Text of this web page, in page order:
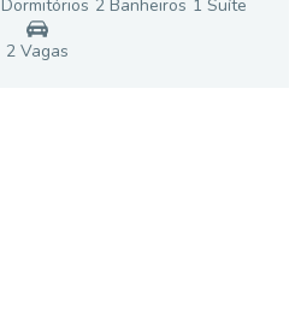
Dormitórios 2 Banheiros 1 Suíte
2 Vagas